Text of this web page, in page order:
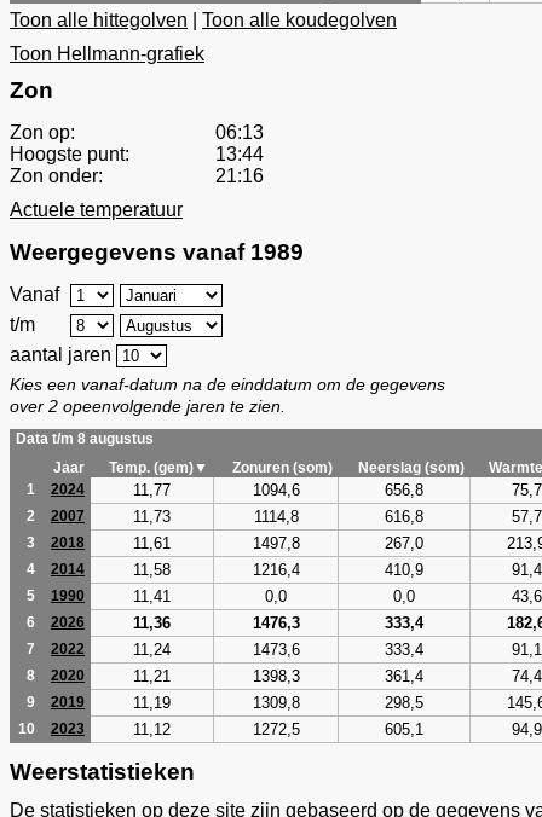
Toon alle hittegolven
Toon alle koudegolven
Toon Hellmann-grafiek
Zon
Zon op:
06:13
Hoogste punt:
13:44
Zon onder:
21:16
Actuele temperatuur
Weergegevens vanaf 1989
Vanaf
t/m
aantal jaren
Kies een vanaf-datum na de einddatum om de gegevens
over 2 opeenvolgende jaren te zien.
Data t/m 8 augustus
Jaar
Temp. (gem)▼ Zonuren (som) Neerslag (som)
1
2024 11,77 1094,6 656,8 75,7
2 2007 11,73 1114,8 616,8 57,7
3 2018 11,61 1497,8 267,0
4 2014 11,58 1216,4 410,9 91,4
5 1990 11,41 0,0 0,0 43,6
6 2026 11,36 1476,3 333,4
7 2022 11,24 1473,6 333,4 91,1
8 2020 11,21 1398,3 361,4 74,4
9 2019 11,19 1309,8 298,5
10 2023 11,12 1272,5 605,1 94,9
Weerstatistieken
De statistieken op deze site zijn gebaseerd op de gegevens